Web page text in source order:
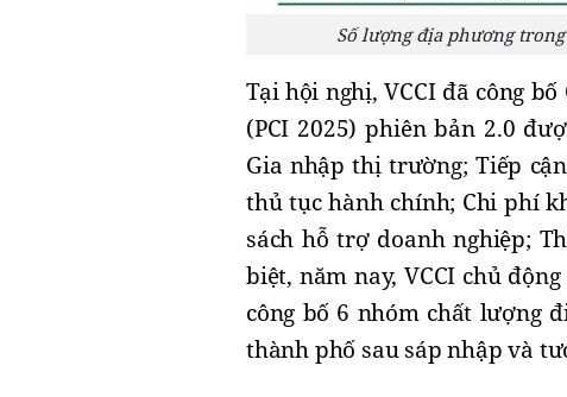
Số lượng địa phương
Tại hội nghị, VCCI đã công
(PCI 2025) phiên bản 2.0
Gia nhập thị trường; Tiếp
thủ tục hành chính; Chi phí
sách hỗ trợ doanh nghiệp;
biệt, năm nay, VCCI chủ
công bố 6 nhóm chất lượng
thành phố sau sáp nhập và